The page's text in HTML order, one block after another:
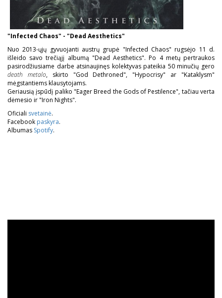
"Infected Chaos" - "Dead Aesthetics"
Nuo 2013-ųjų gyvuojanti austrų grupė "Infected Chaos" rugsėjo 11 d.
išleido savo trečiąjį albumą "Dead Aesthetics". Po 4 metų pertraukos
pasirodžiusiame darbe atsinaujinęs kolektyvas pateikia 50 minučių gero
death metalo, skirto "God Dethroned", "Hypocrisy" ar "Kataklysm"
mėgstantiems klausytojams.
Geriausią įspūdį paliko "Eager Breed the Gods of Pestilence", tačiau verta
dėmesio ir "Iron Nights".
Oficiali svetainė.
Facebook paskyra.
Albumas Spotify.